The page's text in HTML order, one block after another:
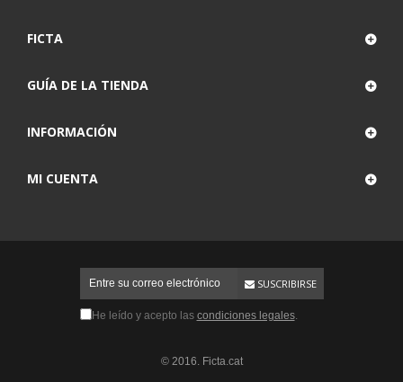
FICTA
GUÍA DE LA TIENDA
INFORMACIÓN
MI CUENTA
SUSCRIBIRSE
He leído y acepto las condiciones legales.
© 2016. Ficta.cat